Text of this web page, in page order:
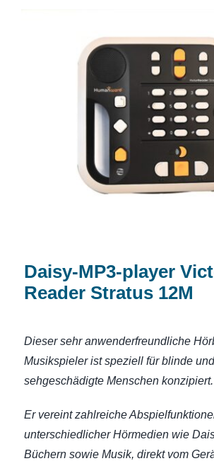
Daisy-MP3-player Victor
12M
Daisy-MP3-player
Reader Stratus 12M
Dieser sehr anwenderfreundliche
Musikspieler ist speziell für blinde
sehgeschädigte Menschen konzipiert.
Er vereint zahlreiche
unterschiedlicher Hörmedien wie
Büchern sowie Musik, direkt vom